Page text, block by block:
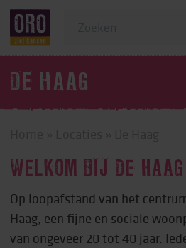
Veelgestelde vragen
DE HAAG
WELKOM BIJ DE HAAG
Op loopafstand van het
Haag, een fijne en sociale
van ongeveer 20 tot 40 jaar.